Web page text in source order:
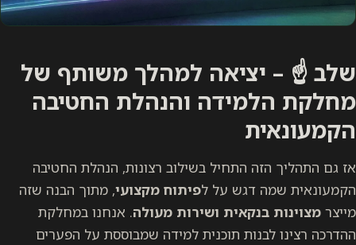
שלב ☝️ – יציאה למהלך משותף של
מחלקת הלמידה והנהלת החטיבה
הקמעונאית
אז גם התהליך הזה התחיל בשילוב רצונות, הנהלת החטיבה
הקמעונאית שמה דגש על לפיתוח מקצועי, מתוך הבנה שזה
מייצר מצוינות בנקאית ושירות מעולה. אנחנו במחלקת
ההדרכה רצינו לבנות תוכנית למידה שמבוססת על הפערים